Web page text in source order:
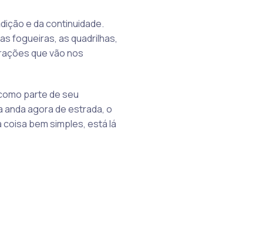
e da continuidade.
fogueiras, as quadrilhas,
que vão nos
parte de seu
agora de estrada, o
bem simples, está lá